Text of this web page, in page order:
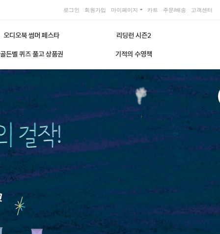
로그인 회원가입 마이페이지 카트 주문/배송 고객센터
오디오북 썸머 페스타 리딩런 시즌2
골든벨 퀴즈 풀고 상품권 기적의 수영책